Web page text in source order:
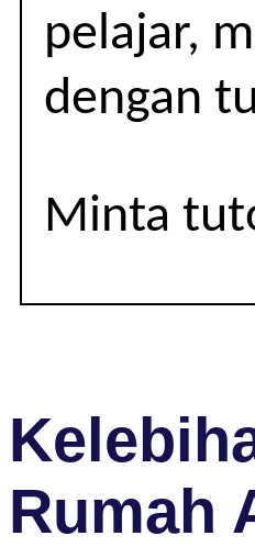
3
pelajar,
dengan
Minta
Rumah